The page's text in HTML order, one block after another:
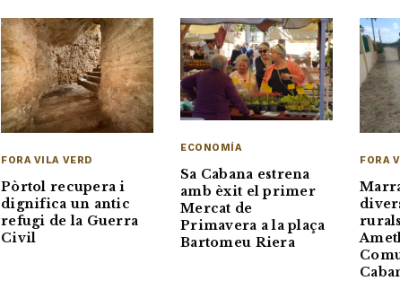
FORA VILA VERD
Pòrtol recupera i
dignifica un antic
refugi de la Guerra
Civil
ECONOMÍA
Sa Cabana estrena
amb èxit el primer
Mercat de
Primavera a la plaça
Bartomeu Riera
FORA